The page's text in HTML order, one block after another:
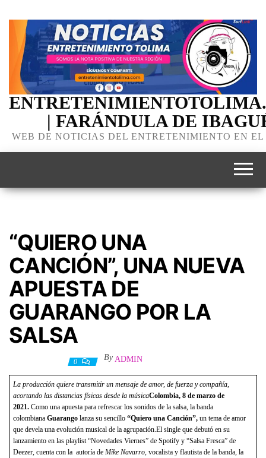
| FARÁNDULA DE
WEB DE NOTICIAS DEL ENTRETENIMIENTO EN
“QUIERO UNA
CANCIÓN”, UNA NUEVA
APUESTA DE
GUARANGO POR LA
SALSA
0 By ADMIN
La producción quiere transmitir un mensaje de amor, de fuerza y compañía,
acortando las distancias físicas desde la músicaColombia, 8 de marzo de
2021. Como una apuesta para refrescar los sonidos de la salsa, la banda
colombiana Guarango lanza su sencillo “Quiero una Canción”, un tema de amor
que devela una evolución musical de la agrupación.El single que debutó en su
lanzamiento en las playlist “Novedades Viernes” de Spotify y “Salsa Fresca” de
Deezer, cuenta con la autoría de Mike Navarro , vocalista y flautista de la banda, la